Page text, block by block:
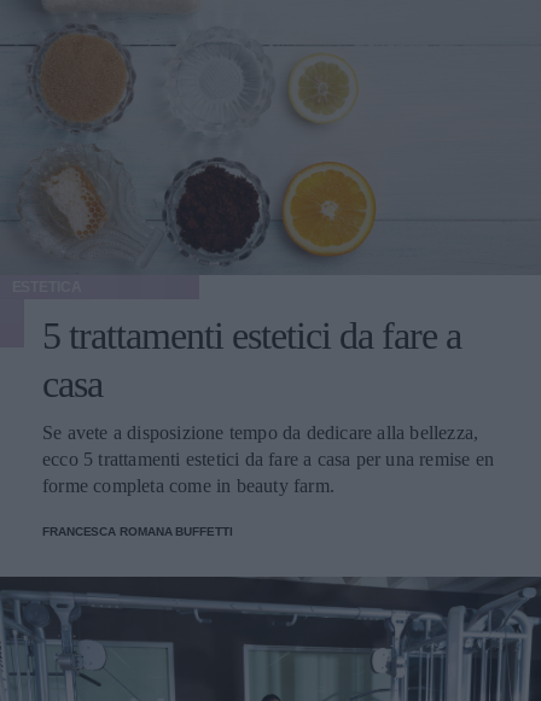
5 trattamenti estetici da fare a
casa
Se avete a disposizione tempo da dedicare alla bellezza,
ecco 5 trattamenti estetici da fare a casa per una remise en
forme completa come in beauty farm.
FRANCESCA ROMANA BUFFETTI